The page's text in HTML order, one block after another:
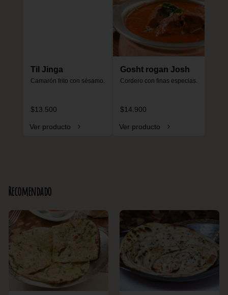
Til Jinga
Camarón frito con sésamo.
$13.500
Ver producto
Gosht rogan Josh
Cordero con finas especias.
$14.900
Ver producto
Recomendado